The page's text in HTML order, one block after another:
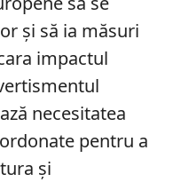
și să ia măsuri
impactul
necesitatea
pentru a
și